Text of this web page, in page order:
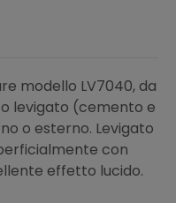
modello LV7040, da
levigato (cemento e
o esterno. Levigato
con
effetto lucido.